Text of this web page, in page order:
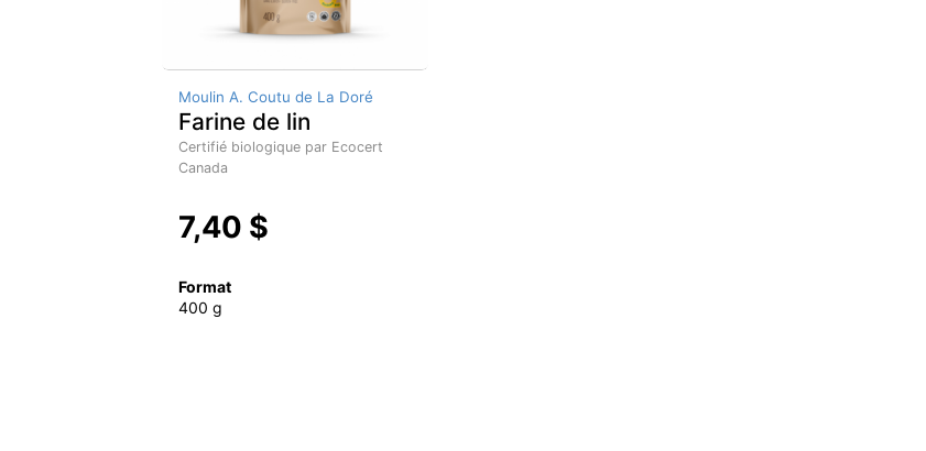
Moulin A. Coutu de La Doré
Farine de lin
Certifié biologique par Ecocert
Canada
7,40 $
Format
400 g